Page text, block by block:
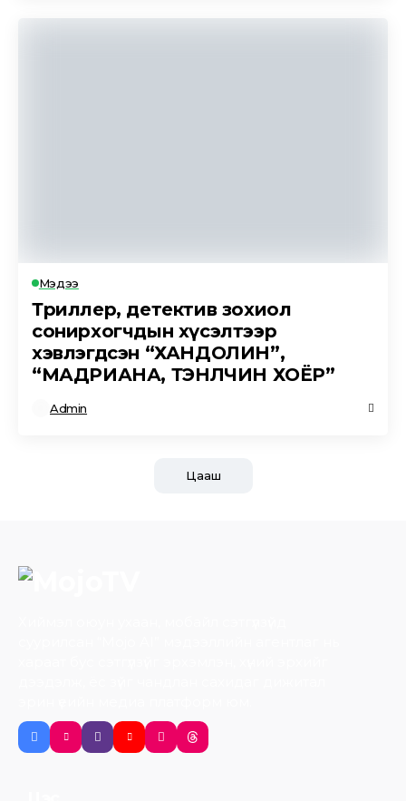
Мэдээ
Триллер, детектив зохиол
сонирхогчдын хүсэлтээр
хэвлэгдсэн “ХАНДОЛИН”,
“МАДРИАНА, ТЭНҮҮЛЧИН ХОЁР”
Admin
Цааш